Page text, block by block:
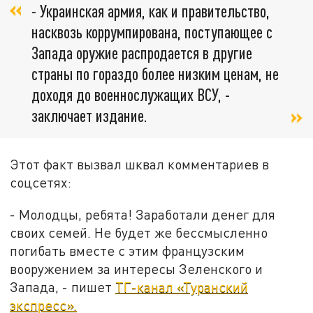
- Украинская армия, как и правительство,
насквозь коррумпирована, поступающее с
Запада оружие распродается в другие
страны по гораздо более низким ценам, не
доходя до военнослужащих ВСУ, -
заключает издание.
Этот факт вызвал шквал комментариев в
соцсетях:
- Молодцы, ребята! Заработали денег для
своих семей. Не будет же бессмысленно
погибать вместе с этим французским
вооружением за интересы Зеленского и
Запада, - пишет ТГ-канал «Туранский
экспресс».